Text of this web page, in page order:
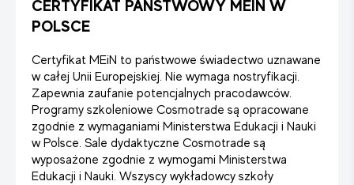
CERTYFIKAT PAŃSTWOWY MEIN W
POLSCE
Certyfikat MEiN to państwowe świadectwo uznawane
w całej Unii Europejskiej. Nie wymaga nostryfikacji.
Zapewnia zaufanie potencjalnych pracodawców.
Programy szkoleniowe Cosmotrade są opracowane
zgodnie z wymaganiami Ministerstwa Edukacji i Nauki
w Polsce. Sale dydaktyczne Cosmotrade są
wyposażone zgodnie z wymogami Ministerstwa
Edukacji i Nauki. Wszyscy wykładowcy szkoły